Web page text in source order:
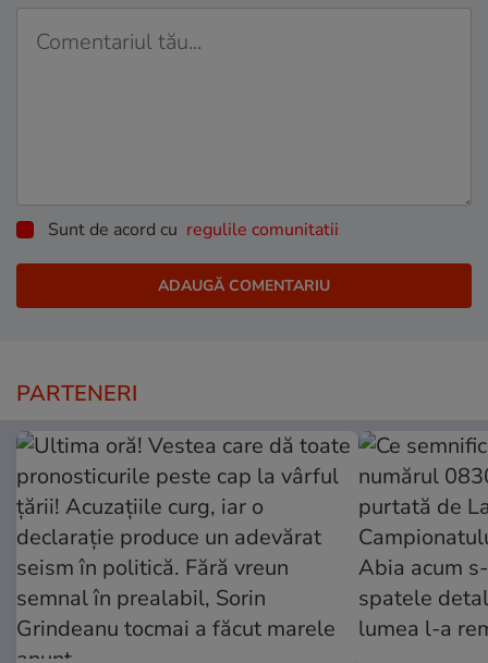
Sunt de acord cu regulile comunitatii
PARTENERI